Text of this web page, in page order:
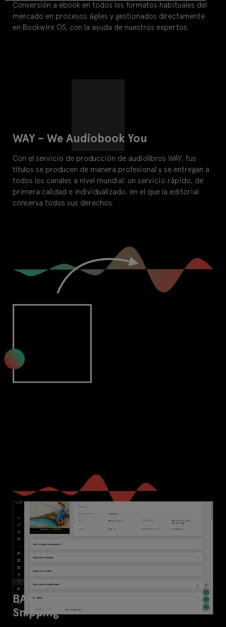
Conversión a ebook en todos los formatos habituales del
mercado en procesos ágiles y gestionados directamente
en Bookwire OS, con la ayuda de nuestros expertos.
WAY – We Audiobook You
Con el servicio de producción de audiolibros WAY, tus
títulos se producen de manera profesional y se entregan a
todos los canales a nivel mundial: un servicio rápido, de
primera calidad e individualizado, en el que la editorial
conserva todos sus derechos.
BASS – Bookwire Audiostream
Snipping